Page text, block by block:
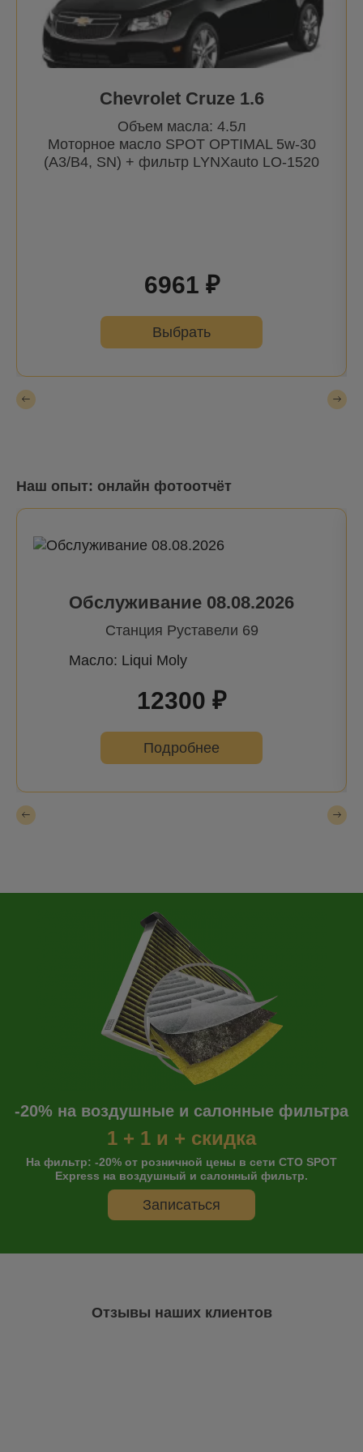
Chevrolet Cruze 1.6
Объем масла: 4.5л
Моторное масло SPOT OPTIMAL 5w-30
(A3/B4, SN) + фильтр LYNXauto LO-1520
6961 ₽
Выбрать
Наш опыт: онлайн фотоотчёт
Обслуживание 08.08.2026
Станция Руставели 69
Масло: Liqui Moly
12300 ₽
Подробнее
-20% на воздушные и салонные фильтра
1 + 1 и + скидка
На фильтр: -20% от розничной цены в сети СТО SPOT
Express на воздушный и салонный фильтр.
Записаться
Отзывы наших клиентов